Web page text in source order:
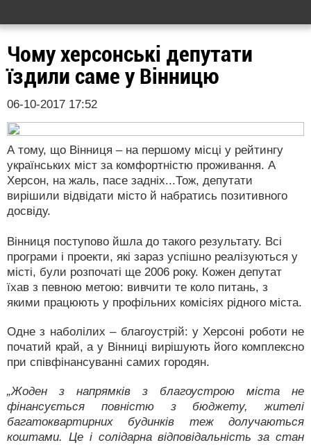
Чому херсонські депутати
їздили саме у Вінницю
06-10-2017 17:52
А тому, що Вінниця – на першому місці у рейтингу
українських міст за комфортністю проживання. А
Херсон, на жаль, пасе задніх...Тож, депутати
вирішили відвідати місто й набратись позитивного
досвіду.
Вінниця поступово йшла до такого результату. Всі
програми і проекти, які зараз успішно реалізуються у
місті, були розпочаті ще 2006 року. Кожен депутат
їхав з певною метою: вивчити те коло питань, з
якими працюють у профільних комісіях рідного міста.
Одне з наболілих – благоустрій: у Херсоні роботи не
початий край, а у Вінниці вирішують його комплексно
при співфінансуванні самих городян.
„Жоден з напрямків з благоустрою міста не
фінансується повністю з бюджету, жителі
багатоквартирних будинків теж долучаються
коштами. Це і солідарна відповідальність за стан